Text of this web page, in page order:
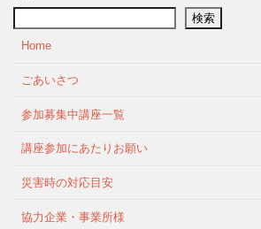
検索
Home
ごあいさつ
参加募集中講座一覧
講座参加にあたりお願い
災害時の対応目安
協力企業・事業所様